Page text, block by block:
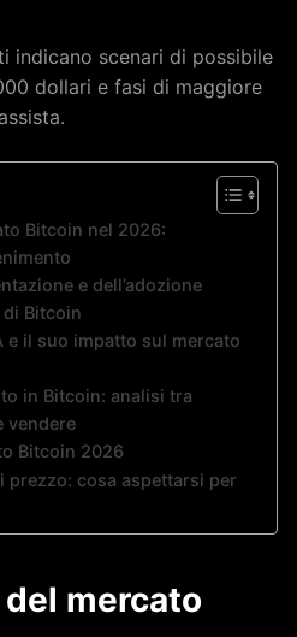
indicano scenari di possibile
dollari e fasi di maggiore
Bitcoin nel 2026:
e dell’adozione
Bitcoin
e il suo impatto sul mercato
in Bitcoin: analisi tra
vendere
Bitcoin 2026
prezzo: cosa aspettarsi per
mercato